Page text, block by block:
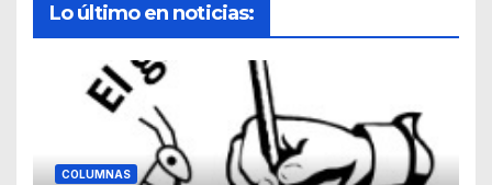
Lo último en noticias:
COLUMNAS